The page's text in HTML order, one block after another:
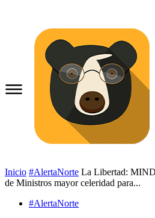
Inicio #AlertaNorte La Libertad:
de Ministros mayor celeridad para...
#AlertaNorte